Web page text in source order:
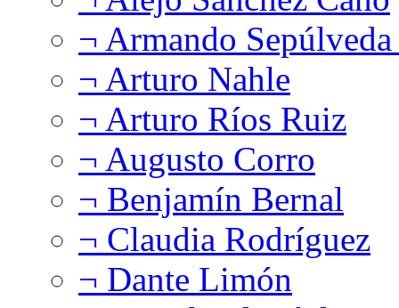
¬ Armando
¬ Arturo Nahle
¬ Arturo Ríos Ruiz
¬ Augusto Corro
¬ Benjamín Bernal
¬ Claudia Rodríguez
¬ Dante Limón